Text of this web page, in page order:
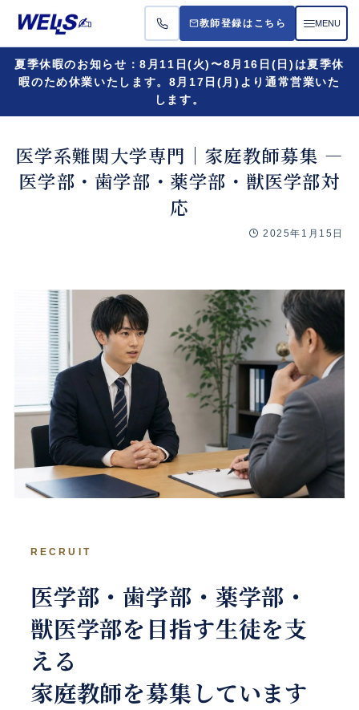
お
受
教師登録はこちら MENU
夏季休暇のお知らせ：8月11日(火)〜8月16日(日)は夏季休
暇のため休業いたします。8月17日(月)より通常営業いた
します。
医学系難関大学専門｜家庭教師募集 —
医学部・歯学部・薬学部・獣医学部対
応
2025年1月15日
RECRUIT
医学部・歯学部・薬学部・
獣医学部を目指す生徒を支
える
家庭教師を募集しています